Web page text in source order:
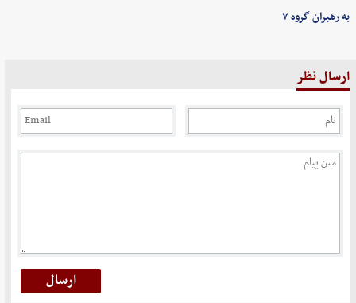
به رهبران گروه ۷
ارسال نظر